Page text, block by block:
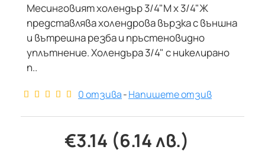
Месинговият холендър 3/4"М х 3/4"Ж
представлява холендрова вързка с външна
и вътрешна резба и пръстеновидно
уплътнение. Холендъра 3/4" с никелирано
п..
0 отзива-Напишете отзив
€3.14 (6.14 лв.)